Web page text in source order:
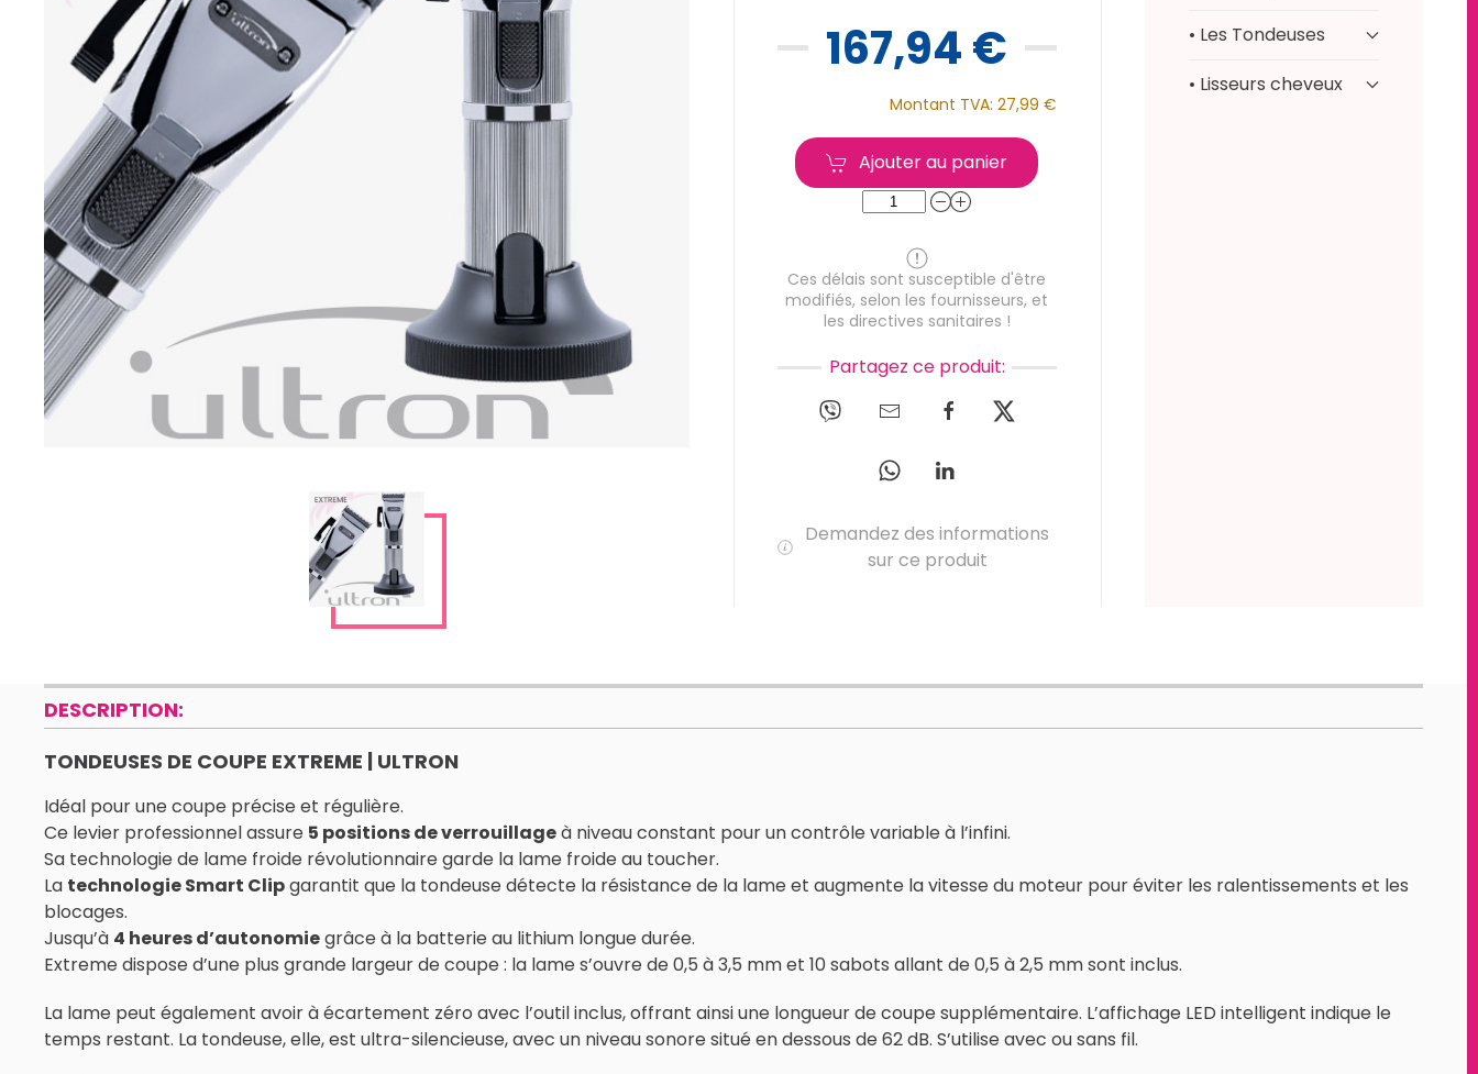
167,94 €
Montant TVA: 27,99 €
Ajouter au panier
Ces délais sont susceptible d'être
modifiés, selon les fournisseurs, et
les directives sanitaires !
Partagez ce produit:
Demandez des informations
sur ce produit
• Les Tondeuses
• Lisseurs cheveux
DESCRIPTION:
TONDEUSES DE COUPE EXTREME | ULTRON
Idéal pour une coupe précise et régulière.
Ce levier professionnel assure 5 positions de verrouillageà niveau constant pour un contrôle variable à l’infini.
Sa technologie de lame froide révolutionnaire garde la lame froide au toucher.
La technologie Smart Clipgarantit que la tondeuse détecte la résistance de la lame et augmente la vitesse du moteur pour éviter les ralentissements et les
blocages.
Jusqu’à 4 heures d’autonomiegrâce à la batterie au lithium longue durée.
Extreme dispose d’une plus grande largeur de coupe : la lame s’ouvre de 0,5 à 3,5 mm et 10 sabots allant de 0,5 à 2,5 mm sont inclus.
La lame peut également avoir à écartement zéro avec l’outil inclus, offrant ainsi une longueur de coupe supplémentaire. L’affichage LED intelligent indique le
temps restant. La tondeuse, elle, est ultra-silencieuse, avec un niveau sonore situé en dessous de 62 dB. S’utilise avec ou sans fil.